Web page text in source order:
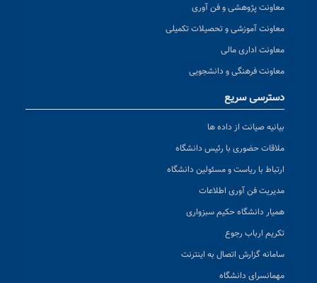
معاونت پژوهشی و فن آوری
معاونت آموزشی و تحصیلات تکمیلی
معاونت اداری مالی
معاونت فرهنگی و دانشجویی
دسترسی سریع
بیانیه صیانت از داده ها
ملاقات حضوری با رئیس دانشگاه
ارتباط با ریاست و مسئولین دانشگاه
مدیریت فن آوری اطلاعات
همیار دانشگاه حکیم سبزواری
تکریم ارباب رجوع
سامانه گزارش اتصال به اینترنت
مهمانسرای دانشگاه